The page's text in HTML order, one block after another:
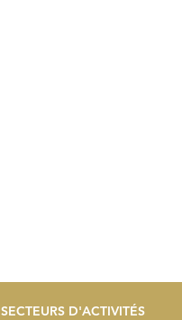
SECTEURS D'ACTIVITÉS